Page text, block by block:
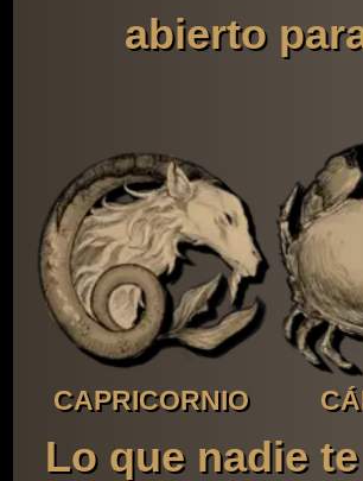
abierto
CAPRICORNIO
Lo que nadie